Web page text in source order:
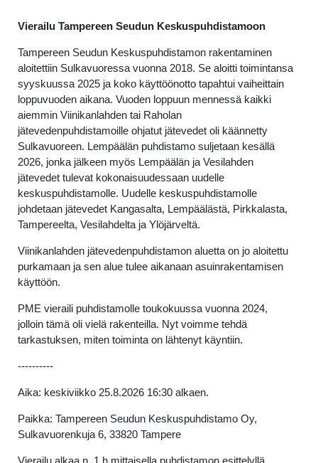
Vierailu Tampereen Seudun Keskuspuhdistamoon
Tampereen Seudun Keskuspuhdistamon rakentaminen
aloitettiin Sulkavuoressa vuonna 2018. Se aloitti toimintansa
syyskuussa 2025 ja koko käyttöönotto tapahtui vaiheittain
loppuvuoden aikana. Vuoden loppuun mennessä kaikki
aiemmin Viinikanlahden tai Raholan
jätevedenpuhdistamoille ohjatut jätevedet oli käännetty
Sulkavuoreen. Lempäälän puhdistamo suljetaan kesällä
2026, jonka jälkeen myös Lempäälän ja Vesilahden
jätevedet tulevat kokonaisuudessaan uudelle
keskuspuhdistamolle. Uudelle keskuspuhdistamolle
johdetaan jätevedet Kangasalta, Lempäälästä, Pirkkalasta,
Tampereelta, Vesilahdelta ja Ylöjärveltä.
Viinikanlahden jätevedenpuhdistamon aluetta on jo aloitettu
purkamaan ja sen alue tulee aikanaan asuinrakentamisen
käyttöön.
PME vieraili puhdistamolle toukokuussa vuonna 2024,
jolloin tämä oli vielä rakenteilla. Nyt voimme tehdä
tarkastuksen, miten toiminta on lähtenyt käyntiin.
----------
Aika: keskiviikko 25.8.2026 16:30 alkaen.
Paikka: Tampereen Seudun Keskuspuhdistamo Oy,
Sulkavuorenkuja 6, 33820 Tampere
Vierailu alkaa n. 1 h mittaisella puhdistamon esittelyllä,